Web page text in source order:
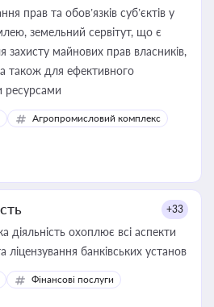
прав та обов’язків суб’єктів у
земельний сервітут, що є
майнових прав власників,
також для ефективного
ресурсами
Агропромисловий комплекс
+33
діяльність охоплює всі аспекти
ліцензування банківських установ
Фінансові послуги